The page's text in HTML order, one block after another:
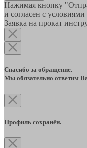
Нажимая кнопку
и согласен с условиями
Заявка на прокат
Спасибо за обращение.
Мы обязательно ответим
Профиль сохранён.